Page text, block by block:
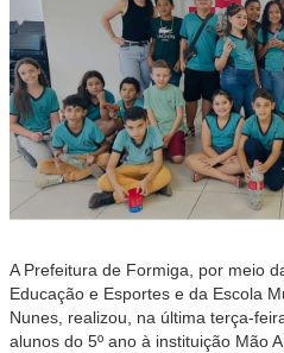
A Prefeitura de Formiga, por meio
Educação e Esportes e da Escola
Nunes, realizou, na última terça-
alunos do 5º ano à instituição Mão